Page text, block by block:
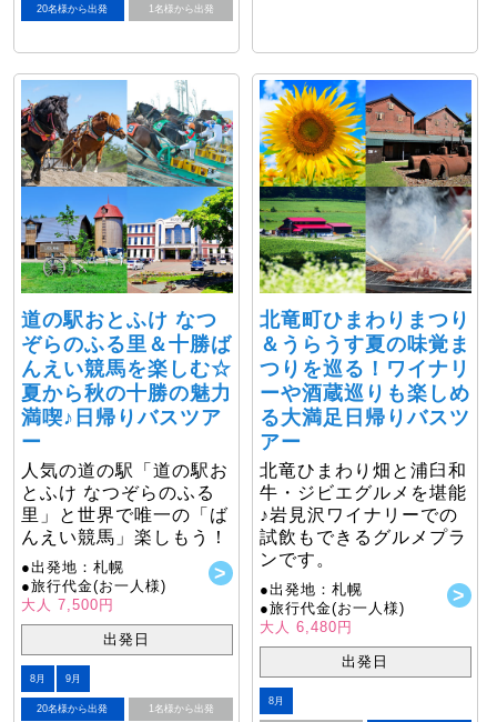
20名様から出発 1名様から出発
道の駅おとふけ なつ
ぞらのふる里＆十勝ば
んえい競馬を楽しむ☆
夏から秋の十勝の魅力
満喫♪日帰りバスツア
ー
人気の道の駅「道の駅お
とふけ なつぞらのふる
里」と世界で唯一の「ば
んえい競馬」楽しもう！
●出発地：札幌
●旅行代金(お一人様)
大人 7,500円
出発日
8月 9月
20名様から出発 1名様から出発
北竜町ひまわりまつり
＆うらうす夏の味覚ま
つりを巡る！ワイナリ
ーや酒蔵巡りも楽しめ
る大満足日帰りバスツ
アー
北竜ひまわり畑と浦臼和
牛・ジビエグルメを堪能
♪岩見沢ワイナリーでの
試飲もできるグルメプラ
ンです。
●出発地：札幌
●旅行代金(お一人様)
大人 6,480円
出発日
8月